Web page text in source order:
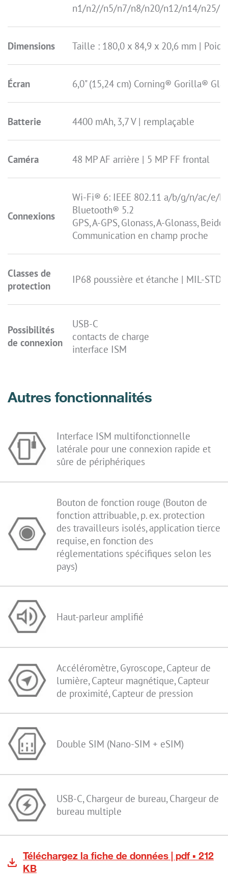
n1/n2//n5/n7/n8/n20/n12/n14/n25/
Dimensions Taille : 180,0 x 84,9 x 20,6 mm |
Écran 6,0" (15,24 cm) Corning® Gorilla®
Batterie 4400 mAh, 3,7 V | remplaçable
Caméra 48 MP AF arrière | 5 MP FF frontal
Connexions
Wi-Fi® 6: IEEE 802.11 a/b/g/n/ac/e/
Bluetooth® 5.2
GPS, A-GPS, Glonass, A-Glonass,
Communication en champ proche
Classes de
protection
IP68 poussière et étanche | MIL-STD
Possibilités
de connexion
USB-C
contacts de charge
interface ISM
Autres fonctionnalités
Interface ISM multifonctionnelle
latérale pour une connexion rapide et
sûre de périphériques
Bouton de fonction rouge (Bouton de
fonction attribuable, p. ex. protection
des travailleurs isolés, application tierce
requise, en fonction des
réglementations spécifiques selon les
pays)
Haut-parleur amplifié
Accéléromètre, Gyroscope, Capteur de
lumière, Capteur magnétique, Capteur
de proximité, Capteur de pression
Double SIM (Nano-SIM + eSIM)
USB-C, Chargeur de bureau, Chargeur de
bureau multiple
Téléchargez la fiche de données | pdf ▪ 212
KB